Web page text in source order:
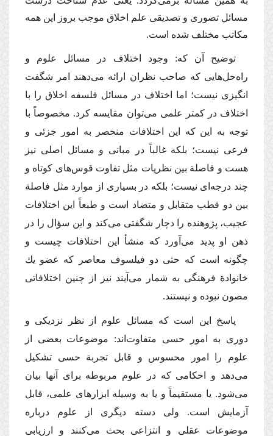
مسائل تصوری و تصدیقی علم اخلاق موجب بروز این همه
مكاتب مختلف شده است.
توضیح آن كه: وجود اختلاف در مسائل علوم و
راه‌حل‌هایی كه صاحب نظران ارائه می‌دهند امر شگفت
انگیزی نیست؛ اما اختلاف در مسائل فلسفه اخلاق را با
اختلاف در كمتر علمی می‌توان مقایسه كرد. مخصوصاً با
توجه به این كه این اختلافات منحصر به امور جزئی و
فرعی نیست؛ بلكه غالباً در مبانی و مسائل اصلی نیز
هست و فاصلة بین نظریات مثل تفاوت قوس‌های كوتاه و
چند درجه‌ای نیست؛ بلكه در بسیاری از موارد مثل فاصلة
بین دو قطب متقابل و متضاد است و طبعاً این اختلافات
عجیب،‌ پژوهنده را دچار شگفتی می‌كند و این سؤال را در
ذهن او پدید می‌آورد كه منشأ این اختلافات چیست و
چگونه است كه حتی دو فیلسوف معاصر كه عضو یك
خانوادة فرهنگی به شمار می‌آیند نیز از چنین اختلافاتی
مصون نبوده و نیستند.
پاسخ این است كه مسائل علوم از نظر نزدیكی و
دوری به امور حسی متفاوت‌اند: موضوعات بعضی از
علوم را امور محسوس و قابل تجربة حسی تشكیل
می‌دهد و احكامی كه در علوم مربوطه برای آنها بیان
می‌شود. یا مستقیماً و یا به وسیله ابزارهای علمی، قابل
آزمایش است. ولی دسته دیگری از علوم درباره
موضوعات عقلی و انتزاعی بحث می‌كنند و ارزیابی